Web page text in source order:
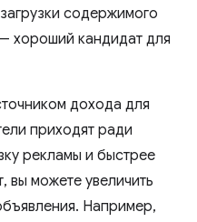
содержимого
хороший кандидат для
дохода для
приходят ради
рекламы и быстрее
вы можете увеличить
Например,